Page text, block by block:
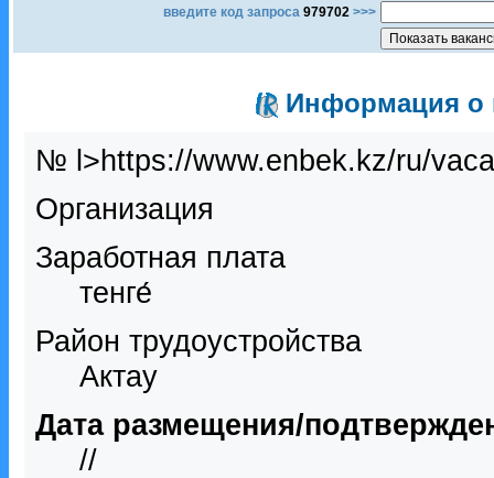
введите код запроса 979702 >>>
Информация о
№ l>https://www.enbek.kz/ru/
Организация
Заработная плата
тенге́
Район трудоустройства
Актау
Дата размещения/
//